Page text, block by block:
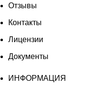
Отзывы
Контакты
Лицензии
Документы
ИНФОРМАЦИЯ